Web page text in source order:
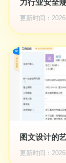
力行业安全
更新时间：
图文设计的
更新时间：